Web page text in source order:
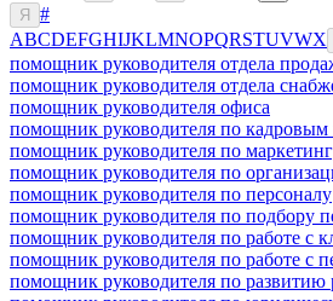
Я
#
ABCDEFGHIJKLMNOPQRSTUVWX
помощник руководителя отдела
помощник руководителя отдела
помощник руководителя офиса
помощник руководителя по кадровым
помощник руководителя по
помощник руководителя по
помощник руководителя по персоналу
помощник руководителя по подбору
помощник руководителя по работе с
помощник руководителя по работе с
помощник руководителя по развитию